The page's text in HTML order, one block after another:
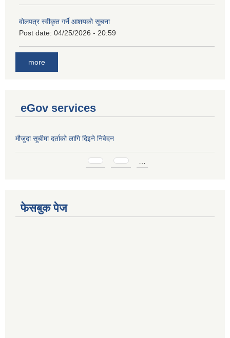
वोलपत्र स्वीकृत गर्ने आशयको सूचना
Post date: 04/25/2026 - 20:59
more
eGov services
मौजुदा सूचीमा दर्ताको लागि दिइने निवेदन
फेसबुक पेज